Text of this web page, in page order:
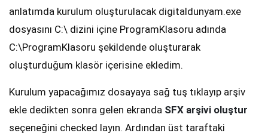
anlatımda kurulum oluşturulacak digitaldunyam.exe
dosyasını C:\ dizini içine ProgramKlasoru adında
C:\ProgramKlasoru şekildende oluşturarak
oluşturduğum klasör içerisine ekledim.
Kurulum yapacağımız dosayaya sağ tuş tıklayıp arşiv
ekle dedikten sonra gelen ekranda SFX arşivi oluştur
seçeneğini checked layın. Ardından üst taraftaki